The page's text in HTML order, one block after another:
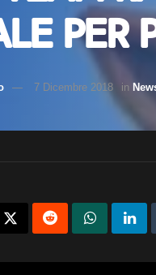
per
7 Dicembre 2018 in